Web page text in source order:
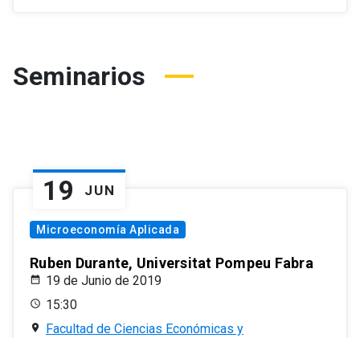
Seminarios
19 JUN
Microeconomía Aplicada
Ruben Durante, Universitat Pompeu Fabra
19 de Junio de 2019
15:30
Facultad de Ciencias Económicas y